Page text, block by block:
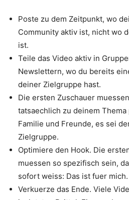
Poste zu dem Zeitpunkt, wo
Community aktiv ist, nicht wo
ist.
Teile das Video aktiv in
Newslettern, wo du bereits
deiner Zielgruppe hast.
Die ersten Zuschauer
tatsaechlich zu deinem
Familie und Freunde, es sei
Zielgruppe.
Optimiere den Hook. Die
muessen so spezifisch sein,
sofort weiss: Das ist fuer mich.
Verkuerze das Ende. Viele